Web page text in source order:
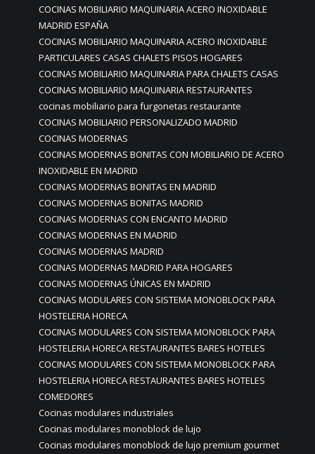
COCINAS MOBILIARIO MAQUINARIA ACERO INOXIDABLE
MADRID ESPAÑA
COCINAS MOBILIARIO MAQUINARIA ACERO INOXIDABLE
PARTICULARES CASAS CHALETS PISOS HOGARES
COCINAS MOBILIARIO MAQUINARIA PARA CHALETS CASAS
COCINAS MOBILIARIO MAQUINARIA RESTAURANTES
cocinas mobiliario para furgonetas restaurante
COCINAS MOBILIARIO PERSONALIZADO MADRID
COCINAS MODERNAS
COCINAS MODERNAS BONITAS CON MOBILIARIO DE ACERO
INOXIDABLE EN MADRID
COCINAS MODERNAS BONITAS EN MADRID
COCINAS MODERNAS BONITAS MADRID
COCINAS MODERNAS CON ENCANTO MADRID
COCINAS MODERNAS EN MADRID
COCINAS MODERNAS MADRID
COCINAS MODERNAS MADRID PARA HOGARES
COCINAS MODERNAS ÚNICAS EN MADRID
COCINAS MODULARES CON SISTEMA MONOBLOCK PARA
HOSTELERIA HORECA
COCINAS MODULARES CON SISTEMA MONOBLOCK PARA
HOSTELERIA HORECA RESTAURANTES BARES HOTELES
COCINAS MODULARES CON SISTEMA MONOBLOCK PARA
HOSTELERIA HORECA RESTAURANTES BARES HOTELES
COMEDORES
Cocinas modulares industriales
Cocinas modulares monoblock de lujo
Cocinas modulares monoblock de lujo premium gourmet